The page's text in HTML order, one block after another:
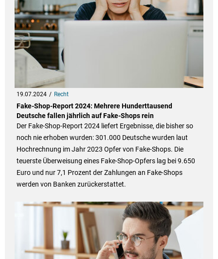
19.07.2024 Recht
Fake-Shop-Report 2024: Mehrere Hunderttausend
Deutsche fallen jährlich auf Fake-Shops rein
Der Fake-Shop-Report 2024 liefert Ergebnisse, die bisher so
noch nie erhoben wurden: 301.000 Deutsche wurden laut
Hochrechnung im Jahr 2023 Opfer von Fake-Shops. Die
teuerste Überweisung eines Fake-Shop-Opfers lag bei 9.650
Euro und nur 7,1 Prozent der Zahlungen an Fake-Shops
werden von Banken zurückerstattet.